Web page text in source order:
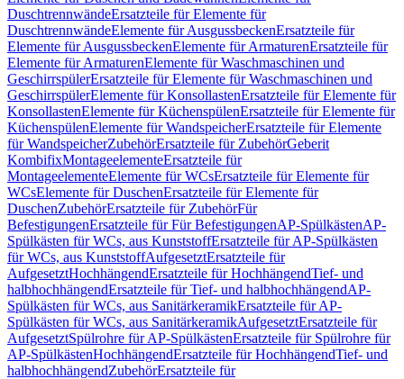
DuschtrennwändeErsatzteile für Elemente für
DuschtrennwändeElemente für AusgussbeckenErsatzteile für
Elemente für AusgussbeckenElemente für ArmaturenErsatzteile für
Elemente für ArmaturenElemente für Waschmaschinen und
GeschirrspülerErsatzteile für Elemente für Waschmaschinen und
GeschirrspülerElemente für KonsollastenErsatzteile für Elemente für
KonsollastenElemente für KüchenspülenErsatzteile für Elemente für
KüchenspülenElemente für WandspeicherErsatzteile für Elemente
für WandspeicherZubehörErsatzteile für ZubehörGeberit
KombifixMontageelementeErsatzteile für
MontageelementeElemente für WCsErsatzteile für Elemente für
WCsElemente für DuschenErsatzteile für Elemente für
DuschenZubehörErsatzteile für ZubehörFür
BefestigungenErsatzteile für Für BefestigungenAP-SpülkästenAP-
Spülkästen für WCs, aus KunststoffErsatzteile für AP-Spülkästen
für WCs, aus KunststoffAufgesetztErsatzteile für
AufgesetztHochhängendErsatzteile für HochhängendTief- und
halbhochhängendErsatzteile für Tief- und halbhochhängendAP-
Spülkästen für WCs, aus SanitärkeramikErsatzteile für AP-
Spülkästen für WCs, aus SanitärkeramikAufgesetztErsatzteile für
AufgesetztSpülrohre für AP-SpülkästenErsatzteile für Spülrohre für
AP-SpülkästenHochhängendErsatzteile für HochhängendTief- und
halbhochhängendZubehörErsatzteile für